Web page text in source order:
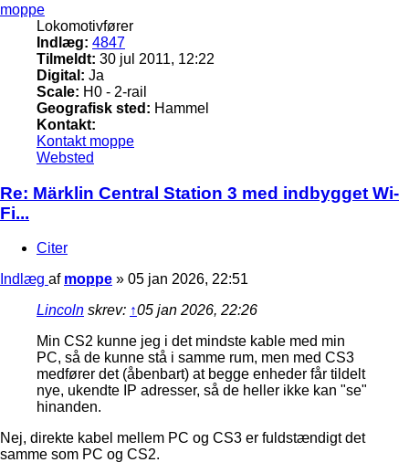
moppe
Lokomotivfører
Indlæg: 4847
Tilmeldt: 30 jul 2011, 12:22
Digital: Ja
Scale: H0 - 2-rail
Geografisk sted: Hammel
Kontakt:
Kontakt moppe
Websted
Re: Märklin Central Station 3 med indbygget Wi-
Fi...
Citer
Indlæg af moppe » 05 jan 2026, 22:51
Lincoln skrev: ↑05 jan 2026, 22:26
Min CS2 kunne jeg i det mindste kable med min
PC, så de kunne stå i samme rum, men med CS3
medfører det (åbenbart) at begge enheder får tildelt
nye, ukendte IP adresser, så de heller ikke kan "se"
hinanden.
Nej, direkte kabel mellem PC og CS3 er fuldstændigt det
samme som PC og CS2.